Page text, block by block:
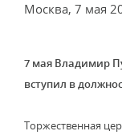
Москва, 7 мая
7 мая Владимир
вступил в
Торжественная